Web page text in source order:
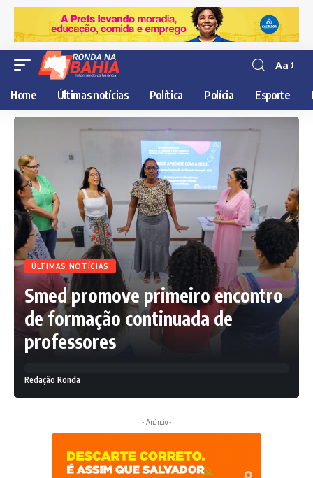
Resisor
de
fonte
Aa
Home Últimas notícias Política Polícia Esporte
ÚLTIMAS NOTÍCIAS
Smed promove primeiro encontro
de formação continuada de
professores
Redação Ronda
- Anúncio -